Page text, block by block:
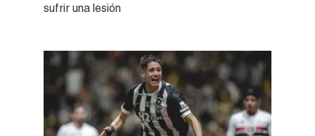
sufrir una lesión